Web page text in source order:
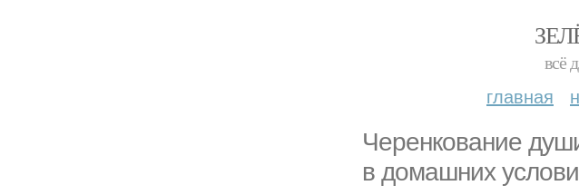
всё
главная
Черенкование
в домашних